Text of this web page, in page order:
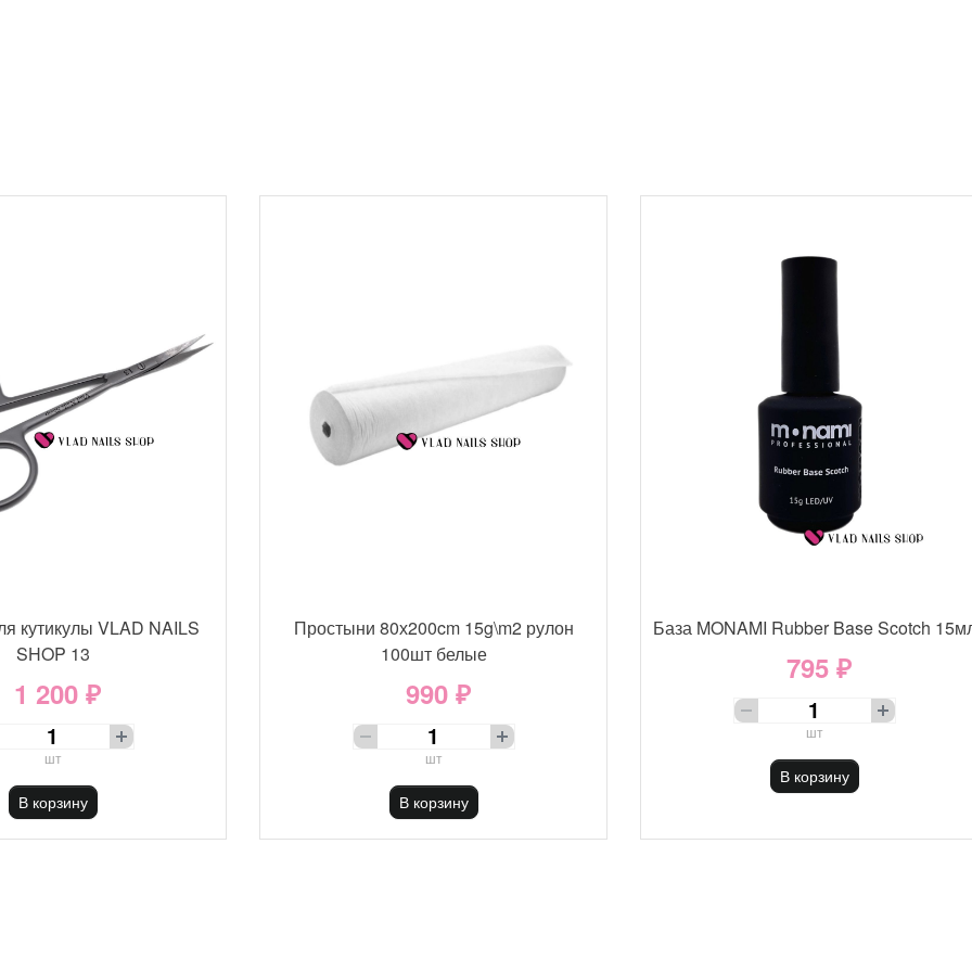
кутикулы VLAD NAILS
SHOP 13
1 200 ₽
шт
В корзину
Простыни 80х200cm 15g\m2 рулон
100шт белые
990 ₽
шт
В корзину
База MONAMI Rubber Base Scotch
795 ₽
шт
В корзину